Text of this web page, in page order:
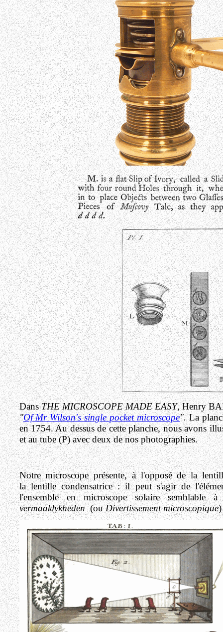
DansTHE MICROSCOPE MADE EASY, Henry
"Of Mr Wilson's single pocket microscope".La
en 1754. Au dessus de cette planche, nous avons
et au tube (P) avec deux de nos photographies.
Notre microscope présente, à l'opposé de la
la lentille condensatrice : il peut s'agir de
l'ensemble en microscope solaire
vermaaklykheden(ouDivertissement microscopique)